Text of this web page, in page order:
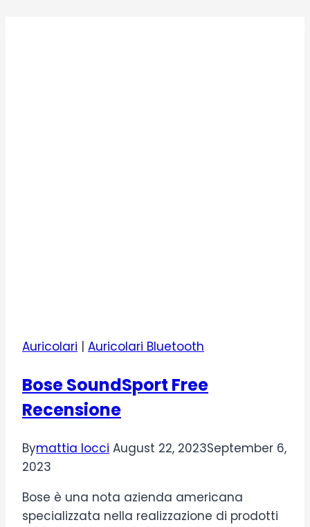
Auricolari | Auricolari Bluetooth
Bose SoundSport Free
Recensione
Bymattia locci August 22, 2023September 6,
2023
Bose è una nota azienda americana
specializzata nella realizzazione di prodotti